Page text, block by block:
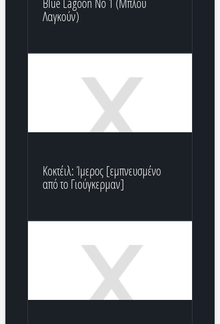
Λαγκούν)
Κοκτέιλ: Ίμερος [εμπνευσμένο
από το Γιούγκερμαν]